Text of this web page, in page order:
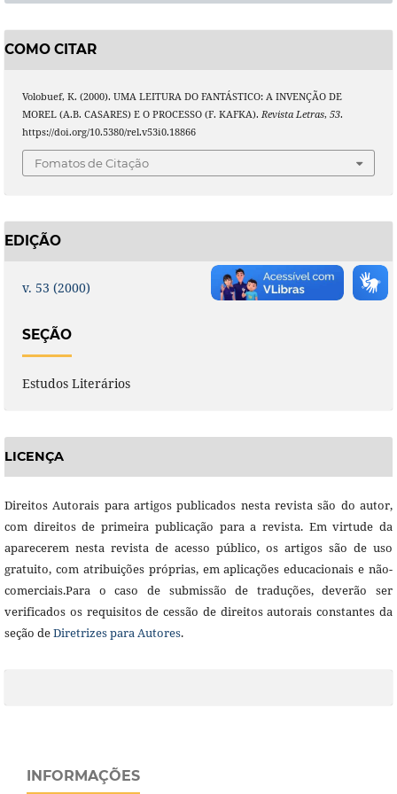
COMO CITAR
Volobuef, K. (2000). UMA LEITURA DO FANTÁSTICO: A INVENÇÃO DE
MOREL (A.B. CASARES) E O PROCESSO (F. KAFKA). Revista Letras, 53.
https://doi.org/10.5380/rel.v53i0.18866
Fomatos de Citação
EDIÇÃO
v. 53 (2000)
SEÇÃO
Estudos Literários
LICENÇA
Direitos Autorais para artigos publicados nesta revista são do autor,
com direitos de primeira publicação para a revista. Em virtude da
aparecerem nesta revista de acesso público, os artigos são de uso
gratuito, com atribuições próprias, em aplicações educacionais e não-
comerciais.Para o caso de submissão de traduções, deverão ser
verificados os requisitos de cessão de direitos autorais constantes da
seção deDiretrizes para Autores.
INFORMAÇÕES